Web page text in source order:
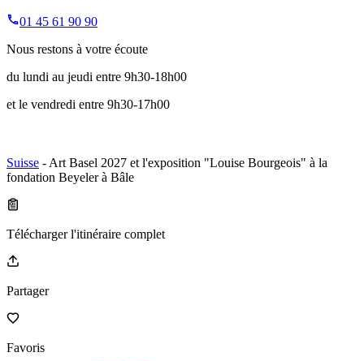
01 45 61 90 90
Nous restons à votre écoute
du lundi au jeudi entre 9h30-18h00
et le vendredi entre 9h30-17h00
Suisse - Art Basel 2027 et l'exposition "Louise Bourgeois" à la
fondation Beyeler à Bâle
Télécharger l'itinéraire complet
Partager
Favoris